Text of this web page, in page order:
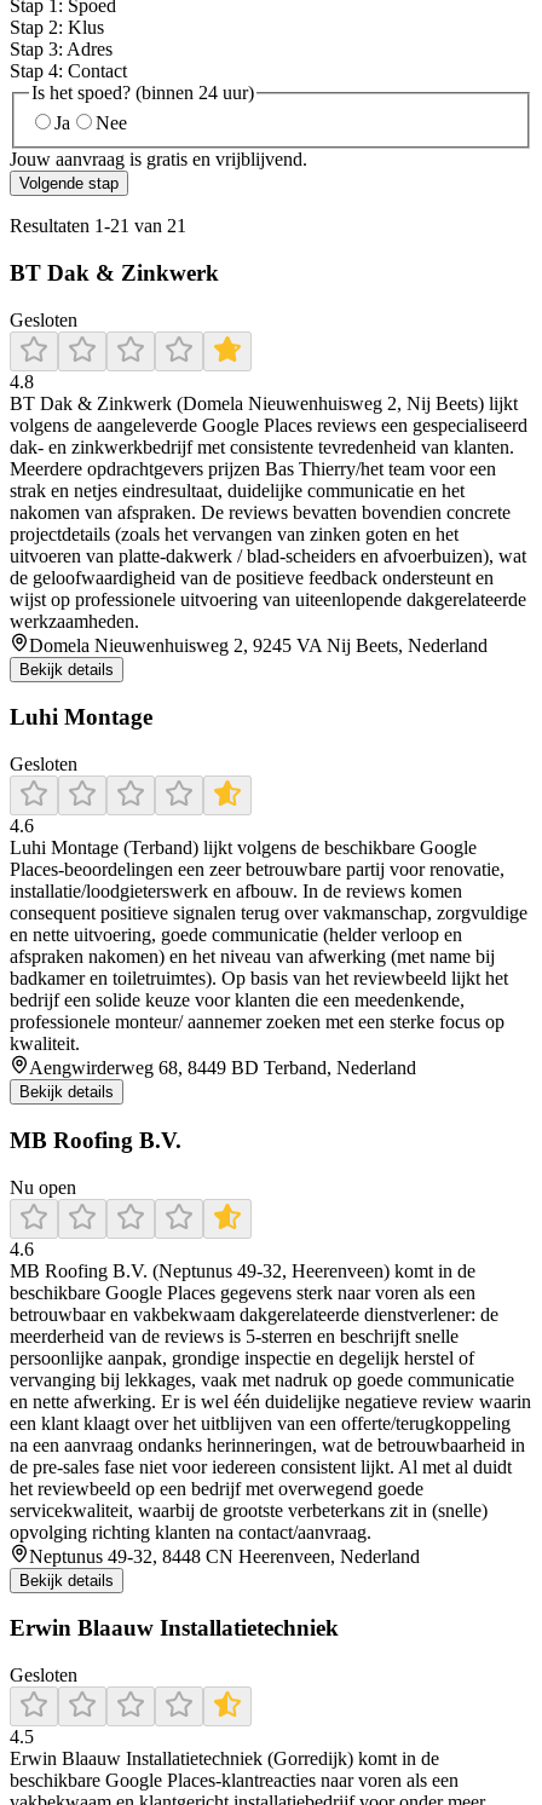
Stap 1 : Spoed
Stap 2: Klus
Stap 3: Adres
Stap 4: Contact
Is het spoed? (binnen 24 uur)
Ja
Nee
Jouw aanvraag is gratis en vrijblijvend.
Volgende stap
Resultaten 1-21 van 21
BT Dak & Zinkwerk
Gesloten
4.8
BT Dak & Zinkwerk (Domela Nieuwenhuisweg 2, Nij Beets) lijkt
volgens de aangeleverde Google Places reviews een gespecialiseerd
dak- en zinkwerkbedrijf met consistente tevredenheid van klanten.
Meerdere opdrachtgevers prijzen Bas Thierry/het team voor een
strak en netjes eindresultaat, duidelijke communicatie en het
nakomen van afspraken. De reviews bevatten bovendien concrete
projectdetails (zoals het vervangen van zinken goten en het
uitvoeren van platte-dakwerk / blad-scheiders en afvoerbuizen), wat
de geloofwaardigheid van de positieve feedback ondersteunt en
wijst op professionele uitvoering van uiteenlopende dakgerelateerde
werkzaamheden.
Domela Nieuwenhuisweg 2, 9245 VA Nij Beets, Nederland
Bekijk details
Luhi Montage
Gesloten
4.6
Luhi Montage (Terband) lijkt volgens de beschikbare Google
Places-beoordelingen een zeer betrouwbare partij voor renovatie,
installatie/loodgieterswerk en afbouw. In de reviews komen
consequent positieve signalen terug over vakmanschap, zorgvuldige
en nette uitvoering, goede communicatie (helder verloop en
afspraken nakomen) en het niveau van afwerking (met name bij
badkamer en toiletruimtes). Op basis van het reviewbeeld lijkt het
bedrijf een solide keuze voor klanten die een meedenkende,
professionele monteur/ aannemer zoeken met een sterke focus op
kwaliteit.
Aengwirderweg 68, 8449 BD Terband, Nederland
Bekijk details
MB Roofing B.V.
Nu open
4.6
MB Roofing B.V. (Neptunus 49-32, Heerenveen) komt in de
beschikbare Google Places gegevens sterk naar voren als een
betrouwbaar en vakbekwaam dakgerelateerde dienstverlener: de
meerderheid van de reviews is 5-sterren en beschrijft snelle
persoonlijke aanpak, grondige inspectie en degelijk herstel of
vervanging bij lekkages, vaak met nadruk op goede communicatie
en nette afwerking. Er is wel één duidelijke negatieve review waarin
een klant klaagt over het uitblijven van een offerte/terugkoppeling
na een aanvraag ondanks herinneringen, wat de betrouwbaarheid in
de pre-sales fase niet voor iedereen consistent lijkt. Al met al duidt
het reviewbeeld op een bedrijf met overwegend goede
servicekwaliteit, waarbij de grootste verbeterkans zit in (snelle)
opvolging richting klanten na contact/aanvraag.
Neptunus 49-32, 8448 CN Heerenveen, Nederland
Bekijk details
Erwin Blaauw Installatietechniek
Gesloten
4.5
Erwin Blaauw Installatietechniek (Gorredijk) komt in de
beschikbare Google Places-klantreacties naar voren als een